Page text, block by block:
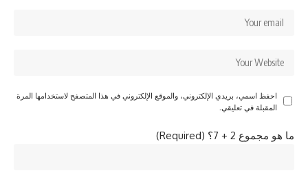
احفظ اسمي، بريدي الإلكتروني، والموقع الإلكتروني في هذا المتصفح لاستخدامها المرة
المقبلة في تعليقي.
ما هو مجموع 2 + 7؟ (Required)